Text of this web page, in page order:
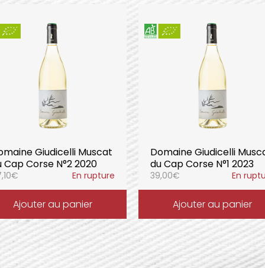
Giudicelli Muscat
Cap Corse N°2 2020
€ En rupture
Ajouter au panier
Domaine Giudicelli
du Cap Corse N°1 2023
39,00€ En
Ajouter au panier